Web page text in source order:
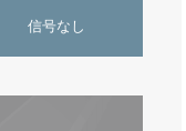
信号なし